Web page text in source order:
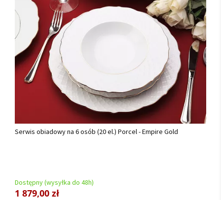
Serwis obiadowy na 6 osób (20 el.) Porcel - Empire Gold
Dostępny (wysyłka do 48h)
1 879,00 zł